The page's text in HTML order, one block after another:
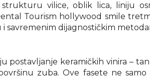
vilice, oblik lica, liniju
Tourism hollywood smile
savremenim dijagnostičkim
postavljanje keramičkih vinira –
zuba. Ove fasete ne